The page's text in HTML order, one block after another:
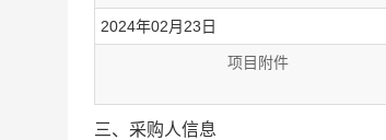
2024年02月23日
项目附件
三、采购人信息